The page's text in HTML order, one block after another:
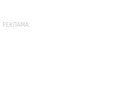
РЕКЛАМА: